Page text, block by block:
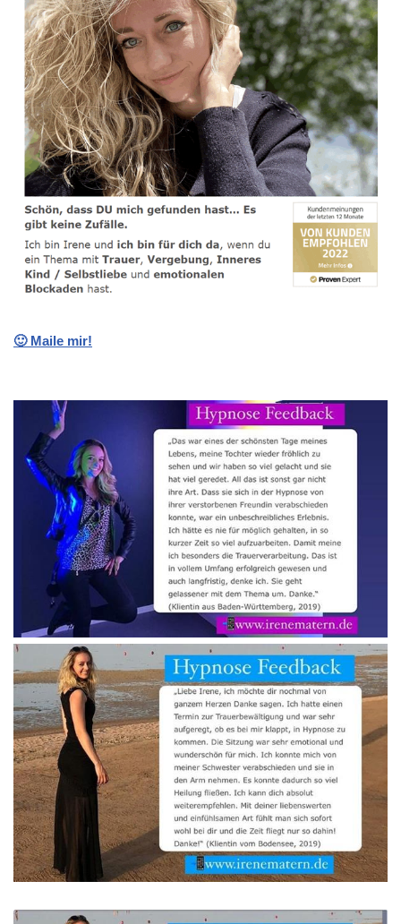
🙂 Maile mir!